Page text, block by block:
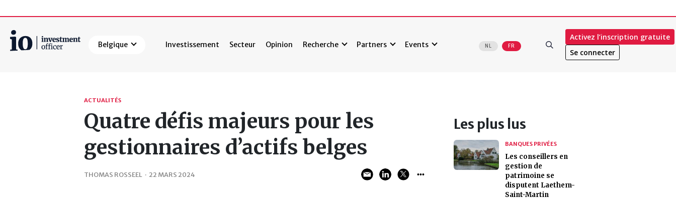
Belgique Investissement Secteur Opinion Recherche Partners Events NL FR
Activez l’inscription gratuite
Se connecter
ACTUALITÉS
Quatre défis majeurs pour les
gestionnaires d’actifs belges
THOMAS ROSSEEL · 22 MARS 2024
Les plus lus
BANQUES PRIVÉES
Les conseillers en
gestion de
patrimoine se
disputent Laethem-
Saint-Martin